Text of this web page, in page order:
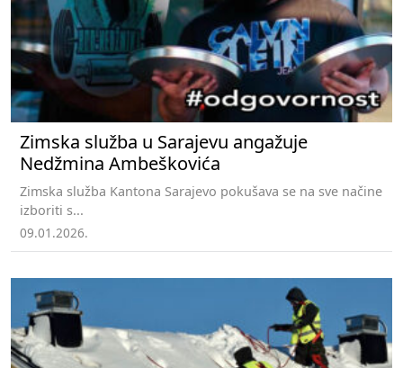
Zimska služba u Sarajevu angažuje
Nedžmina Ambeškovića
Zimska služba Kantona Sarajevo pokušava se na sve načine
izboriti s...
09.01.2026.